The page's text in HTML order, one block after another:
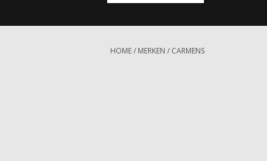
HOME/ MERKEN / CARMENS